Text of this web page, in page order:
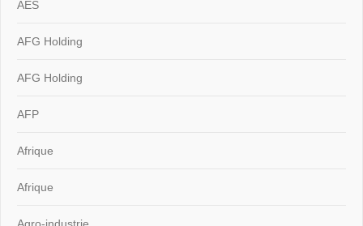
AES
AFG Holding
AFG Holding
AFP
Afrique
Afrique